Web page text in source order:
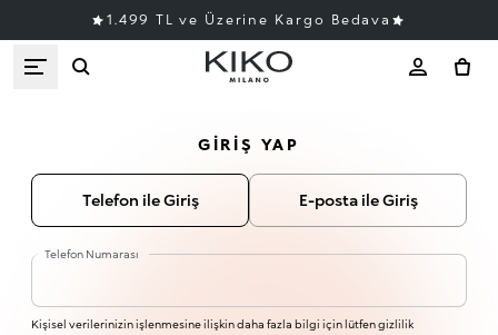
1.499 TL ve Üzerine Kargo Bedava
GIRIŞ YAP
Telefon ile Giriş E-posta ile Giriş
Telefon Numarası
Kişisel verilerinizin işlenmesine ilişkin daha fazla bilgi için lütfen gizlilik